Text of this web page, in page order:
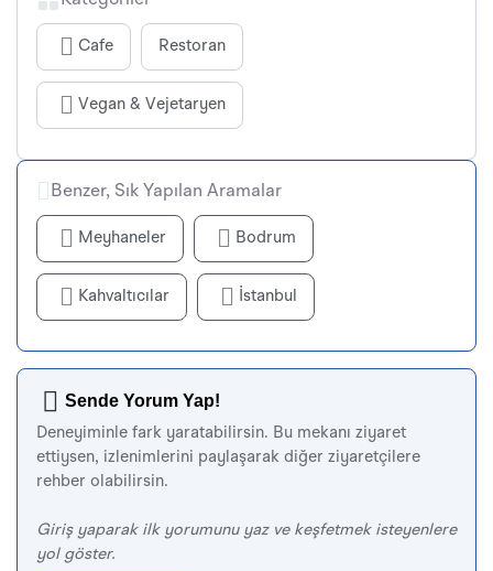
Cafe Restoran
Vegan & Vejetaryen
Benzer, Sık Yapılan Aramalar
Meyhaneler Bodrum
Kahvaltıcılar İstanbul
Sende Yorum Yap!
Deneyiminle fark yaratabilirsin. Bu mekanı ziyaret
ettiysen, izlenimlerini paylaşarak diğer ziyaretçilere
rehber olabilirsin.
Giriş yaparak ilk yorumunu yaz ve keşfetmek isteyenlere
yol göster.